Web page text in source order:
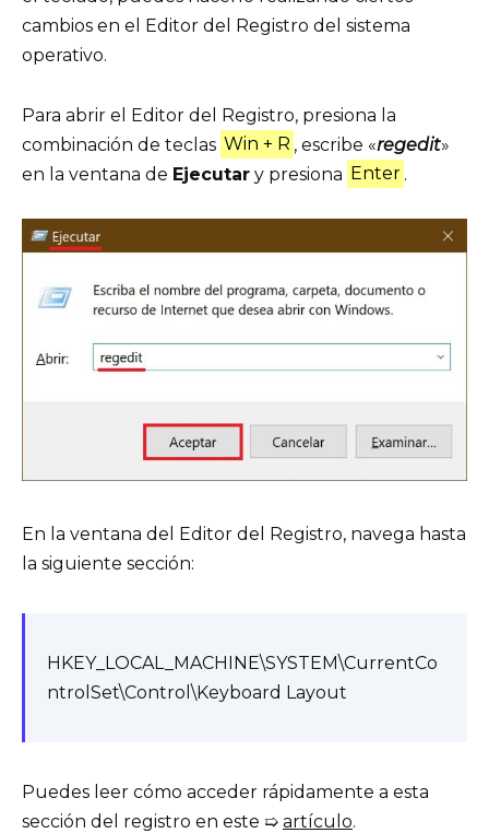
cambios en el Editor del Registro del sistema
operativo.
Para abrir el Editor del Registro, presiona la
combinación de teclas Win + R , escribe «regedit»
en la ventana de Ejecutar y presiona Enter .
En la ventana del Editor del Registro, navega hasta
la siguiente sección:
HKEY_LOCAL_MACHINE\SYSTEM\CurrentCo
ntrolSet\Control\Keyboard Layout
Puedes leer cómo acceder rápidamente a esta
sección del registro en este ➯ artículo.